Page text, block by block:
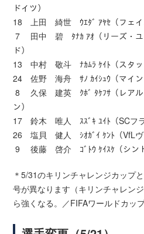
ドイツ）
18 上田 綺世 ｳｴﾀﾞ ｱﾔｾ（フェイ
7 田中 碧 ﾀﾅｶ ｱｵ（リーズ・ユ
ド）
13 中村 敬斗 ﾅｶﾑﾗ ｹｲﾄ（スタッ
24 佐野 海舟 ｻﾉ ｶｲｼｭｳ（マイン
8 久保 建英 ｸﾎﾞ ﾀｹﾌｻ（レアル
ン）
17 鈴木 唯人 ｽｽﾞｷ ﾕｲﾄ（SCフラ
26 塩貝 健人 ｼｵｶﾞｲ ｹﾝﾄ（VfLヴ
9 後藤 啓介 ｺﾞﾄｳ ｹｲｽｹ（シント
＊5/31のキリンチャレンジカップ
号が異なります（キリンチャレン
ら強くなる。／FIFAワールドカップ